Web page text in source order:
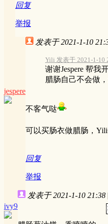
回复
举报
jespere
发表于 2021-1-10
Yili 发表于 2021-1-10
谢谢Jespere 帮我
腊肠自己不会做
不客气哒
可以买肠衣做腊肠，
回复
举报
ivy9
发表于 2021-1-10 21:38